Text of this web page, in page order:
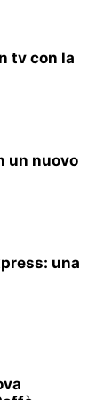
tv con la
un nuovo
una